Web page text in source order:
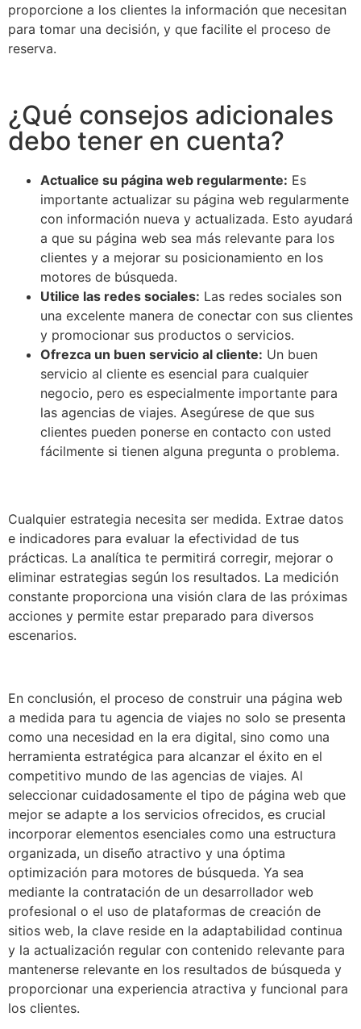
proporcione a los clientes la información que necesitan
para tomar una decisión, y que facilite el proceso de
reserva.
¿Qué consejos adicionales
debo tener en cuenta?
Actualice su página web regularmente: Es
importante actualizar su página web regularmente
con información nueva y actualizada. Esto ayudará
a que su página web sea más relevante para los
clientes y a mejorar su posicionamiento en los
motores de búsqueda.
Utilice las redes sociales: Las redes sociales son
una excelente manera de conectar con sus clientes
y promocionar sus productos o servicios.
Ofrezca un buen servicio al cliente: Un buen
servicio al cliente es esencial para cualquier
negocio, pero es especialmente importante para
las agencias de viajes. Asegúrese de que sus
clientes pueden ponerse en contacto con usted
fácilmente si tienen alguna pregunta o problema.
Cualquier estrategia necesita ser medida. Extrae datos
e indicadores para evaluar la efectividad de tus
prácticas. La analítica te permitirá corregir, mejorar o
eliminar estrategias según los resultados. La medición
constante proporciona una visión clara de las próximas
acciones y permite estar preparado para diversos
escenarios.
En conclusión, el proceso de construir una página web
a medida para tu agencia de viajes no solo se presenta
como una necesidad en la era digital, sino como una
herramienta estratégica para alcanzar el éxito en el
competitivo mundo de las agencias de viajes. Al
seleccionar cuidadosamente el tipo de página web que
mejor se adapte a los servicios ofrecidos, es crucial
incorporar elementos esenciales como una estructura
organizada, un diseño atractivo y una óptima
optimización para motores de búsqueda. Ya sea
mediante la contratación de un desarrollador web
profesional o el uso de plataformas de creación de
sitios web, la clave reside en la adaptabilidad continua
y la actualización regular con contenido relevante para
mantenerse relevante en los resultados de búsqueda y
proporcionar una experiencia atractiva y funcional para
los clientes.